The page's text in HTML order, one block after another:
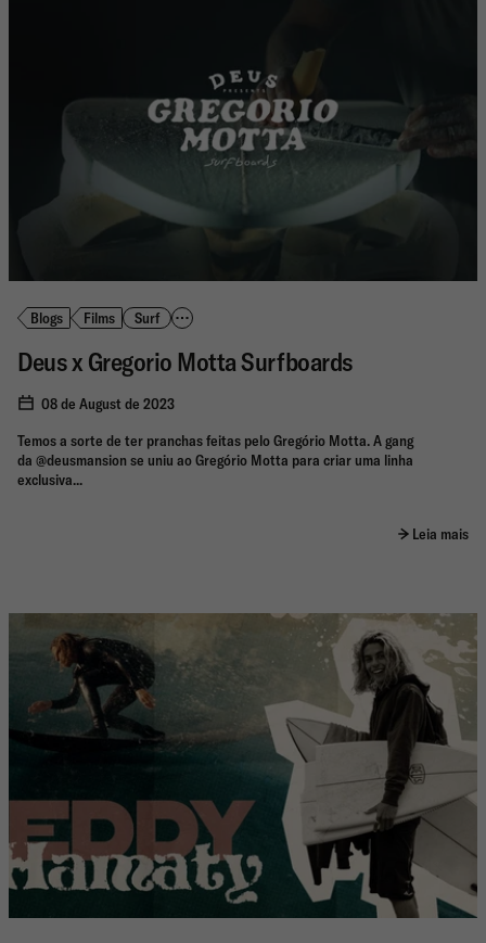
Blogs Films Surf
Deus x Gregorio Motta Surfboards
08 de August de 2023
Temos a sorte de ter pranchas feitas pelo Gregório Motta.⁠ A gang
da @deusmansion se uniu ao Gregório Motta para criar uma linha
exclusiva...
Leia mais